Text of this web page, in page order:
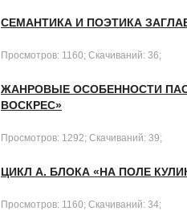
СЕМАНТИКА И ПОЭТИКА
Просмотров: 1160; Скачиваний: 36;
ЖАНРОВЫЕ ОСОБЕННОСТИ
ВОСКРЕС»
Просмотров: 1292; Скачиваний: 39;
ЦИКЛ А. БЛОКА «НА ПОЛЕ
Просмотров: 1160; Скачиваний: 34;